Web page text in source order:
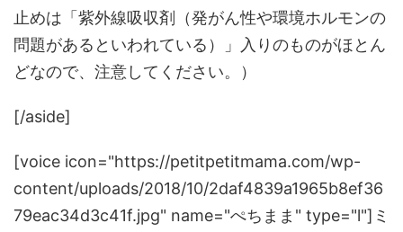
止めは「紫外線吸収剤（発がん性や環境ホルモンの
問題があるといわれている）」入りのものがほとん
どなので、注意してください。）
[/aside]
[voice icon="https://petitpetitmama.com/wp-
content/uploads/2018/10/2daf4839a1965b8ef36
79eac34d3c41f.jpg" name="ぺちまま" type="l"]ミ